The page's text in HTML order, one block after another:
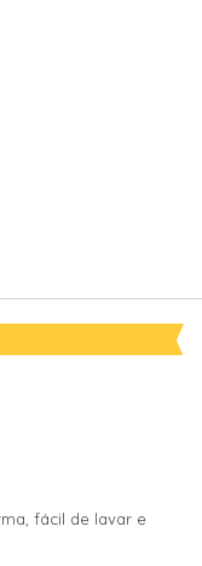
fácil de lavar e